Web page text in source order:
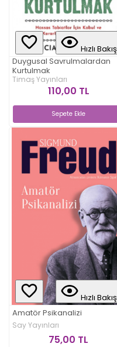
Hızlı Bakış
Duygusal Savrulmalardan
Kurtulmak
Timaş Yayınları
110,00 TL
Sepete Ekle
Hızlı Bakış
Amatör Psikanalizi
Say Yayınları
75,00 TL